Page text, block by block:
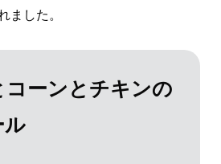
ました。
ーンとチキンの
ル